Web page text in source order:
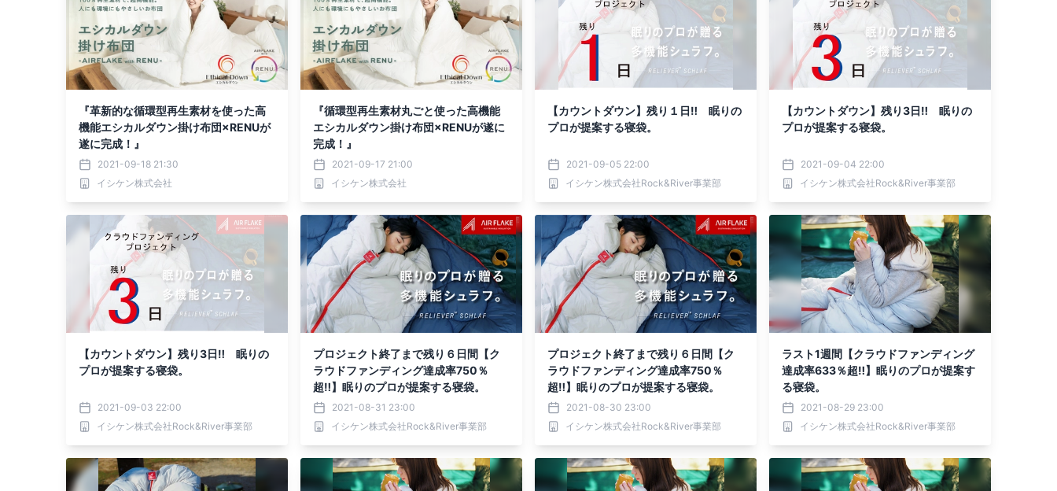
『革新的な循環型再生素材を使った高
機能エシカルダウン掛け布団×RENUが
遂に完成！』
2021-09-18 21:30
イシケン株式会社
『循環型再生素材丸ごと使った高機能
エシカルダウン掛け布団×RENUが遂に
完成！』
2021-09-17 21:00
イシケン株式会社
【カウントダウン】残り１日‼ 眠りの
プロが提案する寝袋。
2021-09-05 22:00
イシケン株式会社Rock&River事業部
【カウントダウン】残り3日‼ 眠りの
プロが提案する寝袋。
2021-09-04 22:00
イシケン株式会社Rock&River事業部
【カウントダウン】残り3日‼ 眠りの
プロが提案する寝袋。
2021-09-03 22:00
イシケン株式会社Rock&River事業部
プロジェクト終了まで残り６日間【ク
ラウドファンディング達成率750％
超‼】眠りのプロが提案する寝袋。
2021-08-31 23:00
イシケン株式会社Rock&River事業部
プロジェクト終了まで残り６日間【ク
ラウドファンディング達成率750％
超‼】眠りのプロが提案する寝袋。
2021-08-30 23:00
イシケン株式会社Rock&River事業部
ラスト1週間【クラウドファンディング
達成率633％超‼】眠りのプロが提案す
る寝袋。
2021-08-29 23:00
イシケン株式会社Rock&River事業部